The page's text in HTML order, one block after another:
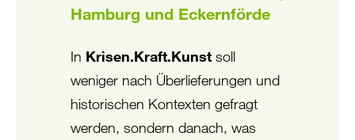
Hamburg und Eckernförde
In Krisen.Kraft.Kunstsoll
weniger nach Überlieferungen und
historischen Kontexten gefragt
werden, sondern danach, was